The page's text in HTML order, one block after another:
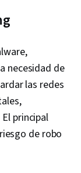
Skills, AI
Engineering
Cyber Risk,
Strategy,
Operating
Systems,
necesidad de
las redes
principal
de robo